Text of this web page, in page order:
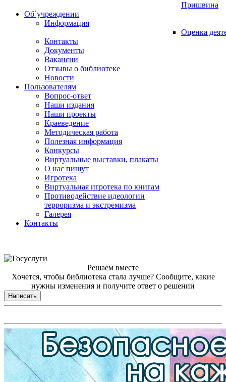
Пришвина
Об`учреждении
Информация
Оценка
Контакты
Документы
Вакансии
Отзывы о библиотеке
Новости
Пользователям
Вопрос-ответ
Наши издания
Наши проекты
Краеведение
Методическая работа
Полезная информация
Конкурсы
Виртуальные выставки, плакаты
О нас пишут
Игротека
Виртуальная игротека по книгам
Противодействие идеологии
терроризма и экстремизма
Галерея
Контакты
Решаем вместе
Хочется, чтобы библиотека стала лучше? Сообщите, какие
нужны изменения и получите ответ о решении
Написать